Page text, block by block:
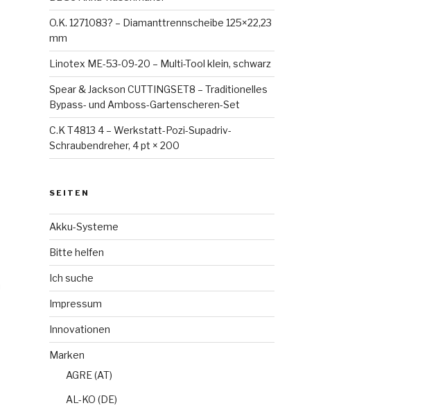
O.K. 1271083? – Diamanttrennscheibe 125×22,23
mm
Linotex ME-53-09-20 – Multi-Tool klein, schwarz
Spear & Jackson CUTTINGSET8 – Traditionelles
Bypass- und Amboss-Gartenscheren-Set
C.K T4813 4 – Werkstatt-Pozi-Supadriv-
Schraubendreher, 4 pt × 200
SEITEN
Akku-Systeme
Bitte helfen
Ich suche
Impressum
Innovationen
Marken
AGRE (AT)
AL-KO (DE)